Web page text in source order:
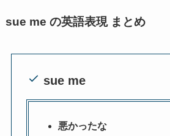
sue me の英語表現 まとめ
sue me
悪かったな